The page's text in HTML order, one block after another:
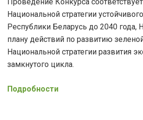
Проведение Конкурса
Национальной стратегии
Республики Беларусь до 2040 года,
плану действий по развитию
Национальной стратегии развития
замкнутого цикла.
Подробности